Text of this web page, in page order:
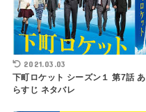
2021.03.03
下町ロケット シーズン１ 第7話 あ
らすじ ネタバレ